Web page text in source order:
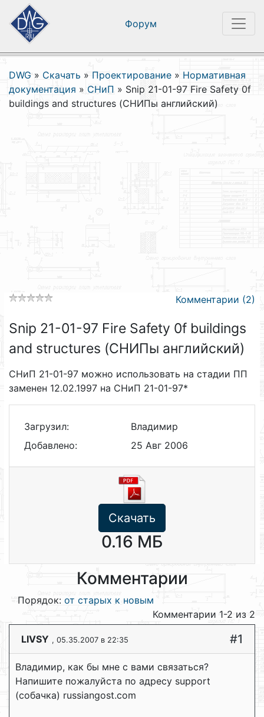
Форум
DWG » Скачать » Проектирование » Нормативная
документация » СНиП » Snip 21-01-97 Fire Safety 0f
buildings and structures (СНИПы английский)
Комментарии (2)
Snip 21-01-97 Fire Safety 0f buildings
and structures (СНИПы английский)
СНиП 21-01-97 можно использовать на стадии ПП
заменен 12.02.1997 на СНиП 21-01-97*
Загрузил:
Владимир
Добавлено:
25 Авг 2006
Скачать
0.16 МБ
Комментарии
Порядок: от старых к новым
Комментарии 1-2 из 2
LIVSY , 05.35.2007 в 22:35 #1
Владимир, как бы мне с вами связаться?
Напишите пожалуйста по адресу support
(собачка) russiangost.com